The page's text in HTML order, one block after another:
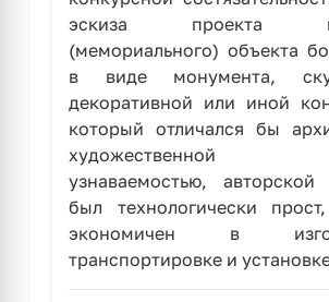
эскиза проекта
(мемориального) объекта
в виде монумента,
декоративной или иной
который отличался бы
художественной
узнаваемостью, авторской
был технологически
экономичен в
транспортировке и